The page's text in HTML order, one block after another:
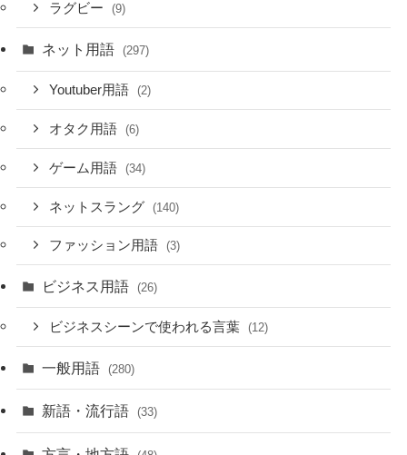
ラグビー (9)
ネット用語 (297)
Youtuber用語 (2)
オタク用語 (6)
ゲーム用語 (34)
ネットスラング (140)
ファッション用語 (3)
ビジネス用語 (26)
ビジネスシーンで使われる言葉 (12)
一般用語 (280)
新語・流行語 (33)